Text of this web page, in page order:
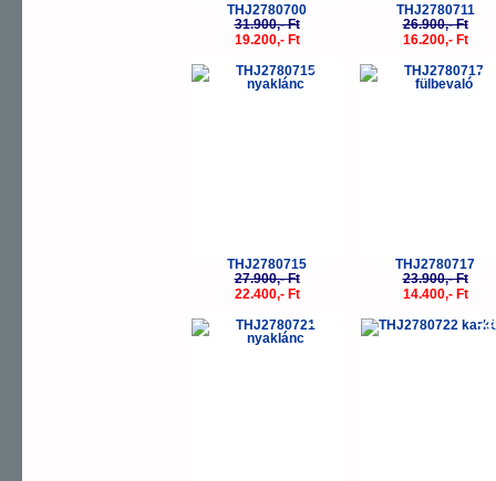
THJ2780700
31.900,- Ft
19.200,- Ft
THJ2780711
26.900,- Ft
16.200,- Ft
-20%
THJ2780715
27.900,- Ft
22.400,- Ft
-
THJ2780717
23.900,- Ft
14.400,- Ft
-40% -